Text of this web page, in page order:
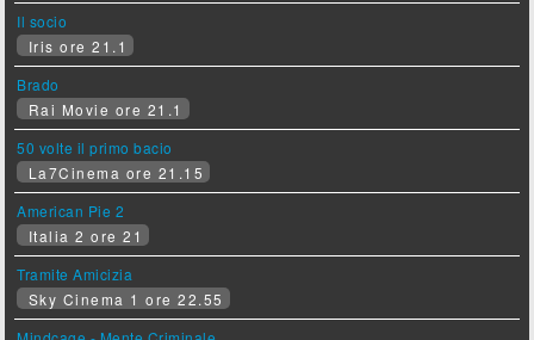
Il socio
Iris ore 21.1
Brado
Rai Movie ore 21.1
50 volte il primo bacio
La7Cinema ore 21.15
American Pie 2
Italia 2 ore 21
Tramite Amicizia
Sky Cinema 1 ore 22.55